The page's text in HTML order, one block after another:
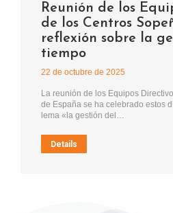
Reunión de los
de los Centros
reflexión sobre la
tiempo
22 de octubre de 2025
La reunión de los Equipos
de España se ha celebrado estos
lema «la gestión del…
Details